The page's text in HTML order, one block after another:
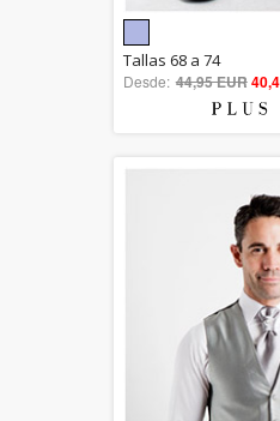
out of 5
Tallas 68 a 74
Desde: 44,95 EUR